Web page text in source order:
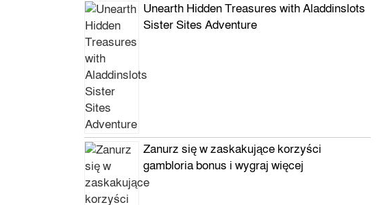
Unearth Hidden Treasures with Aladdinslots
Sister Sites Adventure
Zanurz się w zaskakujące korzyści
gambloria bonus i wygraj więcej